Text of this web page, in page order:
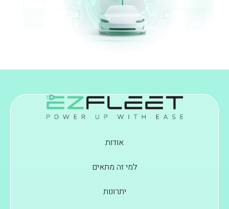
אודות
למי זה מתאים
יתרונות